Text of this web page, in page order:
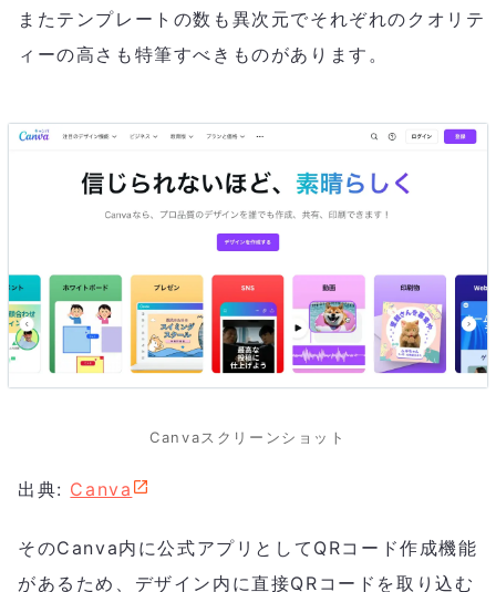
またテンプレートの数も異次元でそれぞれのクオリテ
ィーの高さも特筆すべきものがあります。
Canvaスクリーンショット
出典: Canva
そのCanva内に公式アプリとしてQRコード作成機能
があるため、デザイン内に直接QRコードを取り込む